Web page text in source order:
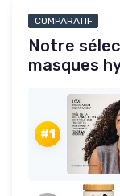
COMPARATIF
Notre
masques
#1